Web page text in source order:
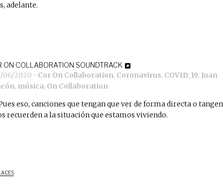
adelante.
ON COLLABORATION SOUNDTRACK
06/2020 • Cor On Collaboration, Coronavirus, COVID_19, Juan
, música, On Collaboration
eso, canciones que tengan que ver de forma directa o
recuerden a la situación que estamos viviendo.